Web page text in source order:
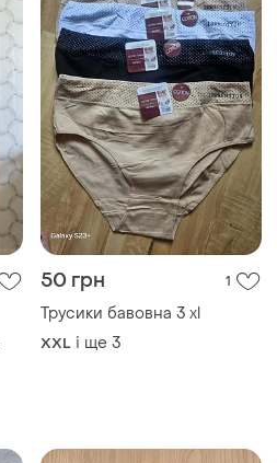
50 грн 1
Трусики бавовна 3 xl
XXL і ще 3